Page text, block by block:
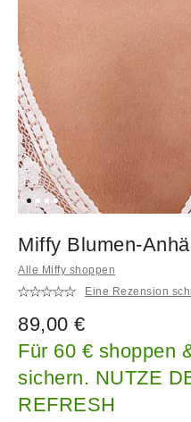
Miffy Blumen-
Alle Miffy shoppen
Eine Rezension
89,00 €
Für 60 € shoppen
sichern. NUTZE
REFRESH